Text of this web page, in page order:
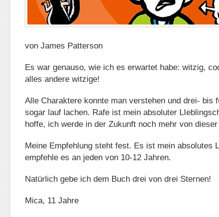
von James Patterson
Es war genauso, wie ich es erwartet habe: witzig,
alles andere witzige!
Alle Charaktere konnte man verstehen und drei- bis
sogar lauf lachen. Rafe ist mein absoluter
hoffe, ich werde in der Zukunft noch mehr von
Meine Empfehlung steht fest. Es ist mein absolutes
empfehle es an jeden von 10-12 Jahren.
Natürlich gebe ich dem Buch drei von drei Sternen!
Mica, 11 Jahre